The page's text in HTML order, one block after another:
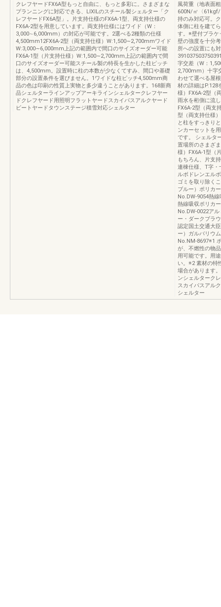
クレフヤードFX6A型もっと自由に、もっと多彩に。さまざまな
プランニングに対応できる、LIXILのスチール製シェルター「ク
レフヤードFX6A型」。片支持仕様のFX6A-1型、両支持仕様の
FX6A-2型を用意しています。両支持仕様にはワイド（W：
3,000∼6,000mm）の対応が可能です。2選べる2種類の仕様
4,500mm12FX6A-2型（両支持仕様）W:1,500∼2,700mmワイド
W:3,000∼6,000mm上記の範囲内で間口のサイズオーダー可能
FX6A-1型（片支持仕様）W:1,500∼2,700mm上記の範囲内で間
口のサイズオーダー可能スチール製の特長を生かした柱ピッチ
は、4,500mm。設置時に柱の本数が少なくてすみ、間口や基礎
部分の設置条件を選びません。1ワイドな柱ピッチ4,500mm商
品の色は印刷の性質上実物と多少違うことがあります。168新商
品シェルターラインアップアーキラインシェルタークレフヤー
ドクレフヤード用照明フラットヤードスカイパスアルクヤード
ビートヤードタウンステージ積雪対応シェルター
風荷重（地表面
600N/㎡〈61kgf/
持のみ対応可。
体側に柱を建て
す。※壁付ブラケ
壁の強度を十分
所への設置にも
字交差（W：
2,700mm）十字
わせて選べる屋
材の詳細はP.128
様）FX6A-2型（
雨水を桁側に流
FX6A-2型（両支
型（両支持仕様
と柱をすっきり
ンカーセットを
です。 シェルタ
置場所のさまざ
様）FX6A-1型（
もちろん、片支
連棟仕様、T字・
ルボドレンエル
ゴミを取り除く
ブルー）ポリカ
No.DW-9054熱
熱線吸収ポリカ
No.DW-0022ア
ー・ダークブラ
認定国土交通大
ー）ガルバリウ
No.NM-8697※1
が、不燃性の物
用可能です。用
い。※2 素材の特
場合があります
ンシェルターク
スカイパスアル
シェルター